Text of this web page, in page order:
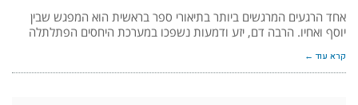
אחד הרגעים המרגשים ביותר בתיאורי ספר בראשית הוא המפגש שבין
יוסף ואחיו. הרבה דם, יזע ודמעות נשפכו במערכת היחסים הפתלתלה
קרא עוד ←